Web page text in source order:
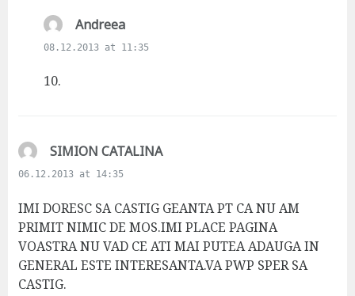
Andreeas
a
08.12.2013 at 11:35
10.
SIMION CATALINAs
s
:
06.12.2013 at 14:35
IMI DORESC SA CASTIG GEANTA PT CA NU AM
PRIMIT NIMIC DE MOS.IMI PLACE PAGINA
VOASTRA NU VAD CE ATI MAI PUTEA ADAUGA IN
GENERAL ESTE INTERESANTA.VA PWP SPER SA
CASTIG.